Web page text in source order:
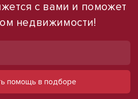
с вами и поможет
недвижимости!
помощь в подборе